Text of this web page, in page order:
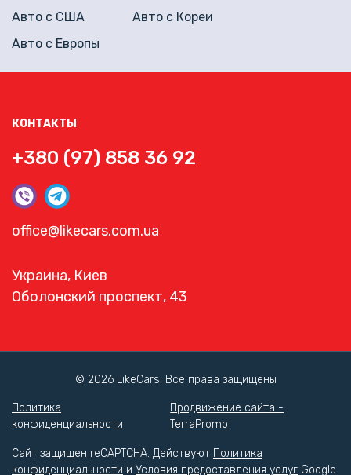
КОНТАКТЫ
+380 (97) 858 36 92
office@likecars.com.ua
Украина, Киев
Оболонский проспект, 43
Авто с США
Авто с Кореи
Авто с Европы
© 2026 LikeCars. Все права защищены
Политика
конфиденциальности
Продвижение сайта -
TerraPromo
Сайт защищен reCAPTCHA. Действуют Политика
конфиденциальности и Условия предоставления услуг Google.